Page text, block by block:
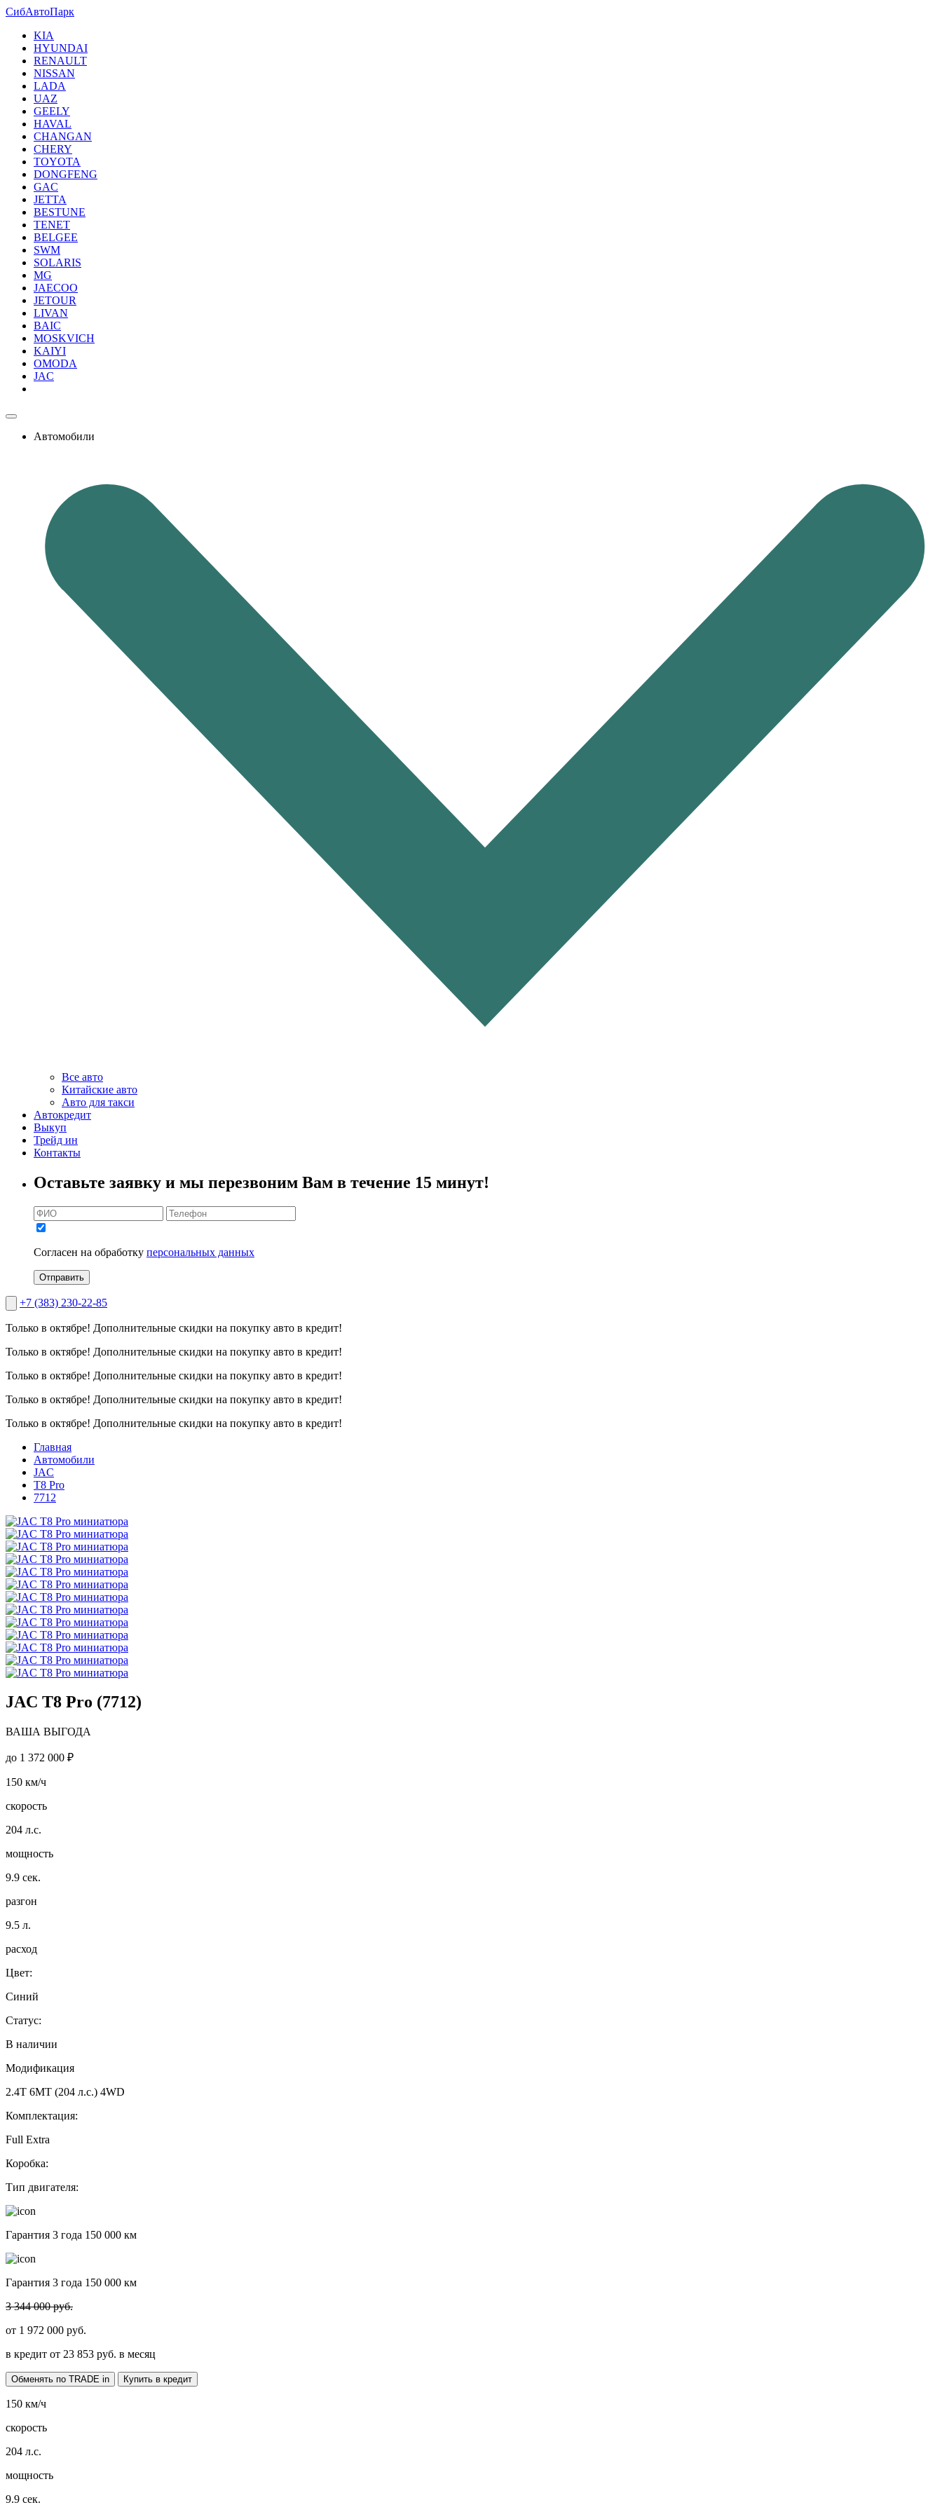
СибАвтоПарк
KIA
HYUNDAI
RENAULT
NISSAN
LADA
UAZ
GEELY
HAVAL
CHANGAN
CHERY
TOYOTA
DONGFENG
GAC
JETTA
BESTUNE
TENET
BELGEE
SWM
SOLARIS
MG
JAECOO
JETOUR
LIVAN
BAIC
MOSKVICH
KAIYI
OMODA
JAC
Автомобили
Все авто
Китайские авто
Авто для такси
Автокредит
Выкуп
Трейд ин
Контакты
Оставьте заявку и мы перезвоним Вам в течение 15 минут!
Согласен на обработку персональных данных
Отправить
+7 (383) 230-22-85
Только в октябре! Дополнительные скидки на покупку авто в кредит!
Только в октябре! Дополнительные скидки на покупку авто в кредит!
Только в октябре! Дополнительные скидки на покупку авто в кредит!
Только в октябре! Дополнительные скидки на покупку авто в кредит!
Только в октябре! Дополнительные скидки на покупку авто в кредит!
Главная
Автомобили
JAC
T8 Pro
7712
JAC T8 Pro (7712)
ВАША ВЫГОДА
до 1 372 000 ₽
150 км/ч
скорость
204 л.с.
мощность
9.9 сек.
разгон
9.5 л.
расход
Цвет:
Синий
Статус:
В наличии
Модификация
2.4T 6MT (204 л.с.) 4WD
Комплектация:
Full Extra
Коробка:
Тип двигателя:
Гарантия 3 года 150 000 км
Гарантия 3 года 150 000 км
3 344 000 руб.
от 1 972 000 руб.
в кредит от 23 853 руб. в месяц
Обменять по TRADE in Купить в кредит
150 км/ч
скорость
204 л.с.
мощность
9.9 сек.